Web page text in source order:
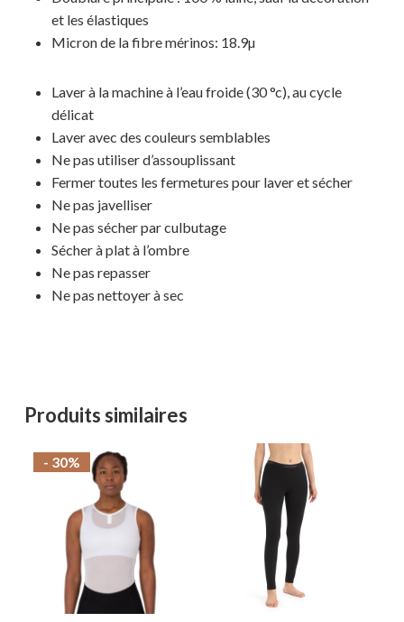
Votre panier est vide.
MAGASINER EN LIGNE
et les élastiques
Micron de la fibre mérinos: 18.9µ
Laver à la machine à l’eau froide (30 °c), au cycle
délicat
Laver avec des couleurs semblables
Ne pas utiliser d’assouplissant
Fermer toutes les fermetures pour laver et sécher
Ne pas javelliser
Ne pas sécher par culbutage
Sécher à plat à l’ombre
Ne pas repasser
Ne pas nettoyer à sec
Produits similaires
- 30%